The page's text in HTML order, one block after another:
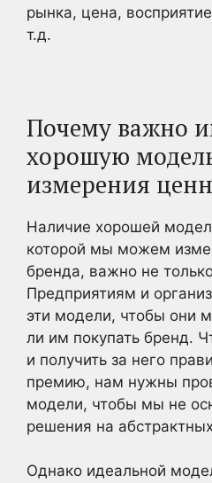
рынка, цена,
т.д.
Почему важно
хорошую
измерения
Наличие хорошей
которой мы можем
бренда, важно не
Предприятиям и
эти модели, чтобы они
ли им покупать бренд.
и получить за него
премию, нам нужны
модели, чтобы мы не
решения на
Однако идеальной